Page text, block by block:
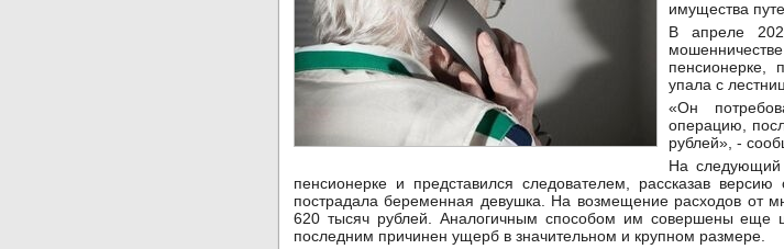
имущества
В апреле
пенсионерке,
упала с
«Он
операцию,
рублей», -
На следующий
пенсионерке и представился следователем, рассказав
пострадала беременная девушка. На возмещение расходов от
620 тысяч рублей. Аналогичным способом им совершены еще
последним причинен ущерб в значительном и крупном размере.